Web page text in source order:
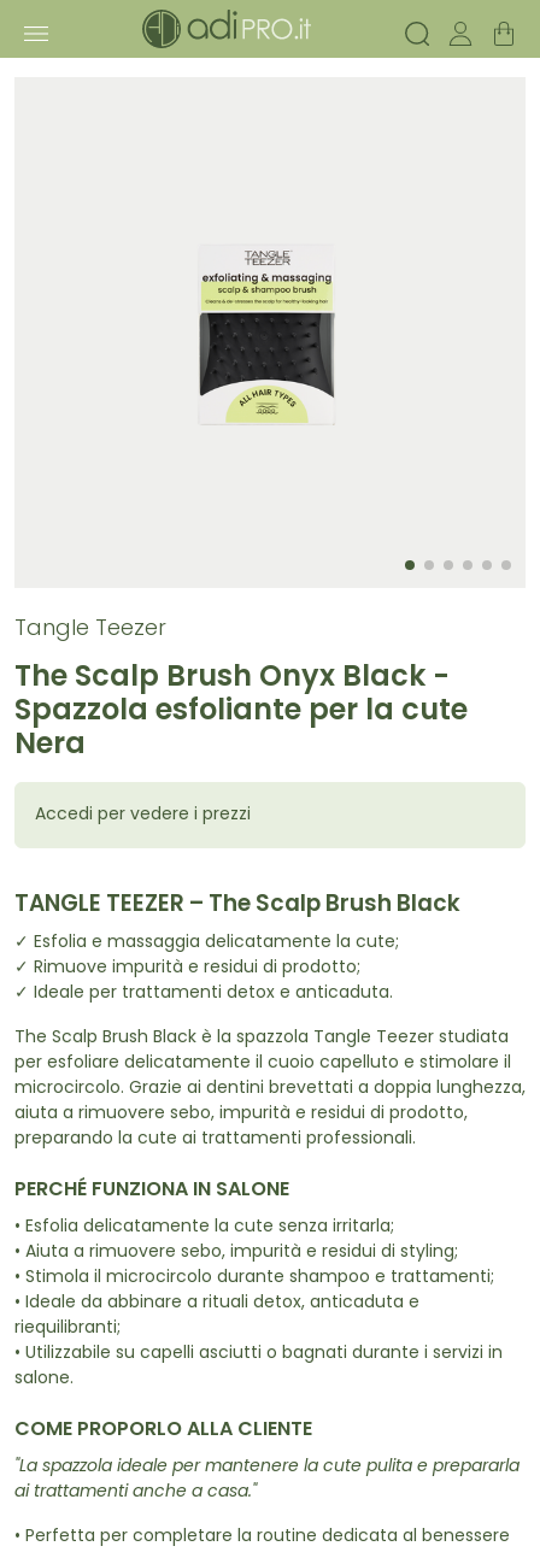
Tangle Teezer
The Scalp Brush Onyx Black -
Spazzola esfoliante per la cute
Nera
Accedi per vedere i prezzi
TANGLE TEEZER – The Scalp Brush Black
✓ Esfolia e massaggia delicatamente la cute;
✓ Rimuove impurità e residui di prodotto;
✓ Ideale per trattamenti detox e anticaduta.
The Scalp Brush Black è la spazzola Tangle Teezer studiata
per esfoliare delicatamente il cuoio capelluto e stimolare il
microcircolo. Grazie ai dentini brevettati a doppia lunghezza,
aiuta a rimuovere sebo, impurità e residui di prodotto,
preparando la cute ai trattamenti professionali.
PERCHÉ FUNZIONA IN SALONE
• Esfolia delicatamente la cute senza irritarla;
• Aiuta a rimuovere sebo, impurità e residui di styling;
• Stimola il microcircolo durante shampoo e trattamenti;
• Ideale da abbinare a rituali detox, anticaduta e
riequilibranti;
• Utilizzabile su capelli asciutti o bagnati durante i servizi in
salone.
COME PROPORLO ALLA CLIENTE
"La spazzola ideale per mantenere la cute pulita e prepararla
ai trattamenti anche a casa."
• Perfetta per completare la routine dedicata al benessere